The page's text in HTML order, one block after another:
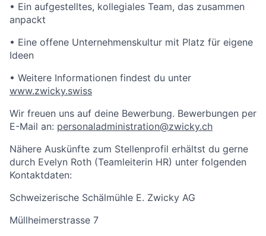
• Ein aufgestelltes, kollegiales Team, das zusammen
anpackt
• Eine offene Unternehmenskultur mit Platz für eigene
Ideen
• Weitere Informationen findest du unter
www.zwicky.swiss
Wir freuen uns auf deine Bewerbung. Bewerbungen per
E-Mail an: personaladministration@zwicky.ch
Nähere Auskünfte zum Stellenprofil erhältst du gerne
durch Evelyn Roth (Teamleiterin HR) unter folgenden
Kontaktdaten:
Schweizerische Schälmühle E. Zwicky AG
Müllheimerstrasse 7